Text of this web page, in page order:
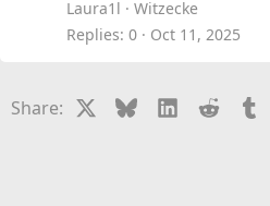
Laura1l
Witzecke
Replies 0 Oct 11, 2025
Share: BlueskyLinkedIn
Reddit